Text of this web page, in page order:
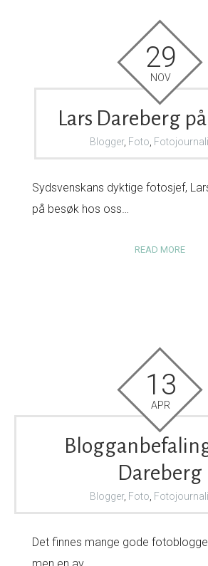
29
NOV
Lars Dareberg
Blogger, Foto
Sydsvenskans dyktige fotosjef,
på besøk hos oss…
READ MORE
13
APR
Dareberg
Blogger, Foto
Det finnes mange gode